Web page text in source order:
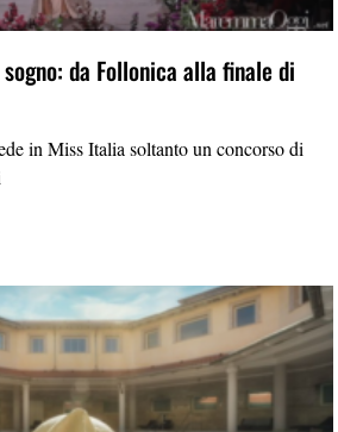
da Follonica alla finale di
in Miss Italia soltanto un concorso di